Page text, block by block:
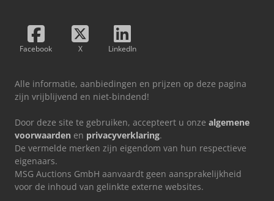
Facebook X LinkedIn
Alle informatie, aanbiedingen en prijzen op deze pagina
zijn vrijblijvend en niet-bindend!
Door deze site te gebruiken, accepteert u onze algemene
voorwaarden en privacyverklaring.
De vermelde merken zijn eigendom van hun respectieve
eigenaars.
MSG Auctions GmbH aanvaardt geen aansprakelijkheid
voor de inhoud van gelinkte externe websites.